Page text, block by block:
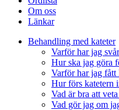
Om oss
Länkar
Behandling med kateter
Varför har jag
Hur ska jag göra
Varför har jag fått
Hur förs katetern
Vad är bra att
Vad gör jag om